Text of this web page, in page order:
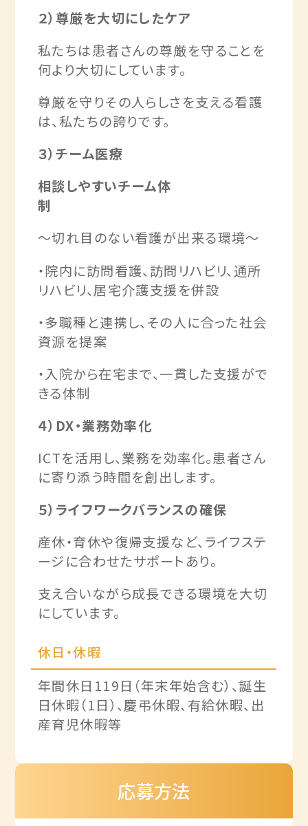
２）尊厳を大切にしたケア
私たちは患者さんの尊厳を守ることを
何より大切にしています。
尊厳を守りその人らしさを支える看護
は、私たちの誇りです。
３）チーム医療
相談しやすいチーム体
制
～切れ目のない看護が出来る環境～
・院内に訪問看護、訪問リハビリ、通所
リハビリ、居宅介護支援を併設
・多職種と連携し、その人に合った社会
資源を提案
・入院から在宅まで、一貫した支援がで
きる体制
４）DX・業務効率化
ICTを活用し、業務を効率化。患者さん
に寄り添う時間を創出します。
５）ライフワークバランスの確保
産休・育休や復帰支援など、ライフステ
ージに合わせたサポートあり。
支え合いながら成長できる環境を大切
にしています。
休日・休暇
年間休日119日（年末年始含む）、誕生
日休暇（1日）、慶弔休暇、有給休暇、出
産育児休暇等
応募方法